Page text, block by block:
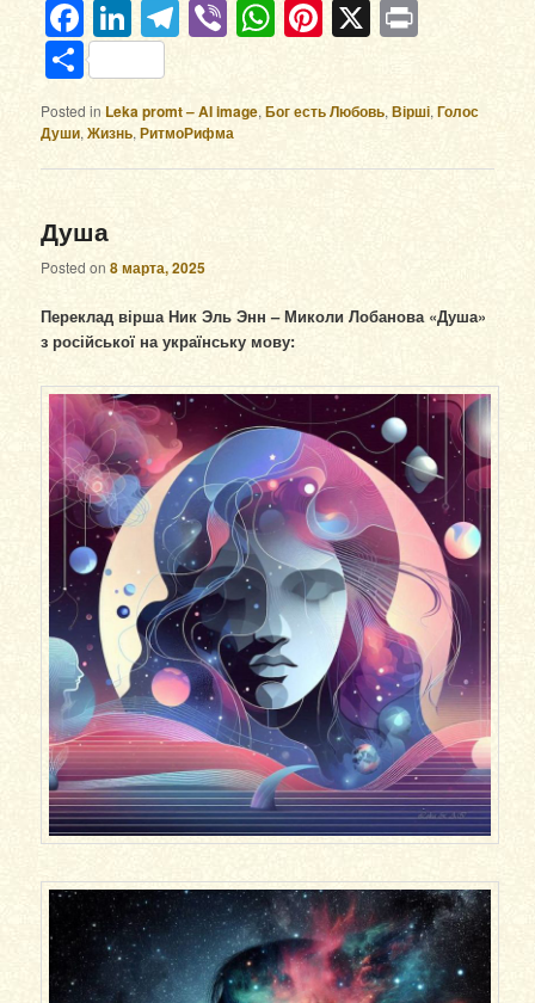
Facebook
LinkedIn
Telegram
ViberWhatsApp
Pinterest
X
Отправить
Posted in Leka promt – AI image,Бог есть Любовь,Вірші,Голос
Души,Жизнь,РитмоРифма
Душа
Posted on8 марта, 2025
Переклад вірша Ник Эль Энн – Миколи Лобанова «Душа»
з російської на українську мову: